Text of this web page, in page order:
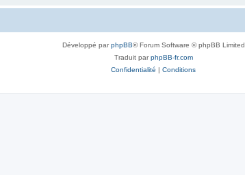
Développé parphpBB® Forum Software © phpBB Limited
Traduit parphpBB-fr.com
Confidentialité | Conditions